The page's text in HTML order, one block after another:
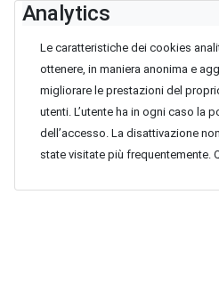
Analytics
Le caratteristiche dei cookies
ottenere, in maniera anonima e
migliorare le prestazioni del
utenti. L’utente ha in ogni caso
dell’accesso. La disattivazione
state visitate più frequentemente.